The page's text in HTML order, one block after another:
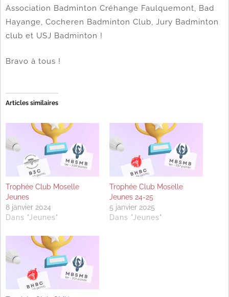
Association Badminton Créhange Faulquemont, Bad
Hayange, Cocheren Badminton Club, Jury Badminton
club et USJ Badminton !
Bravo à tous !
Articles similaires
Trophée Club Moselle
Jeunes
8 janvier 2024
Dans "Jeunes"
Trophée Club Moselle
Jeunes 24-25
5 janvier 2025
Dans "Jeunes"